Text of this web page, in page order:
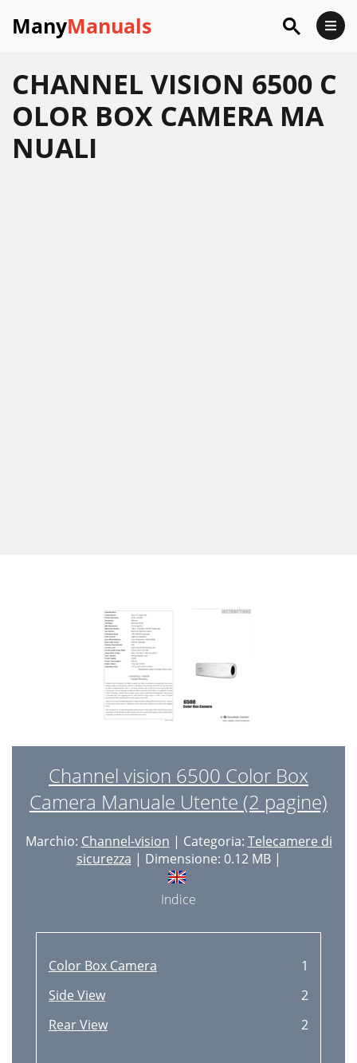
ManyManuals
CHANNEL VISION 6500 C
OLOR BOX CAMERA MA
NUALI
Channel vision 6500 Color Box
Camera Manuale Utente (2 pagine)
Marchio: Channel-vision | Categoria: Telecamere di
sicurezza | Dimensione: 0.12 MB |
Indice
Color Box Camera
1
Side View
2
Rear View
2